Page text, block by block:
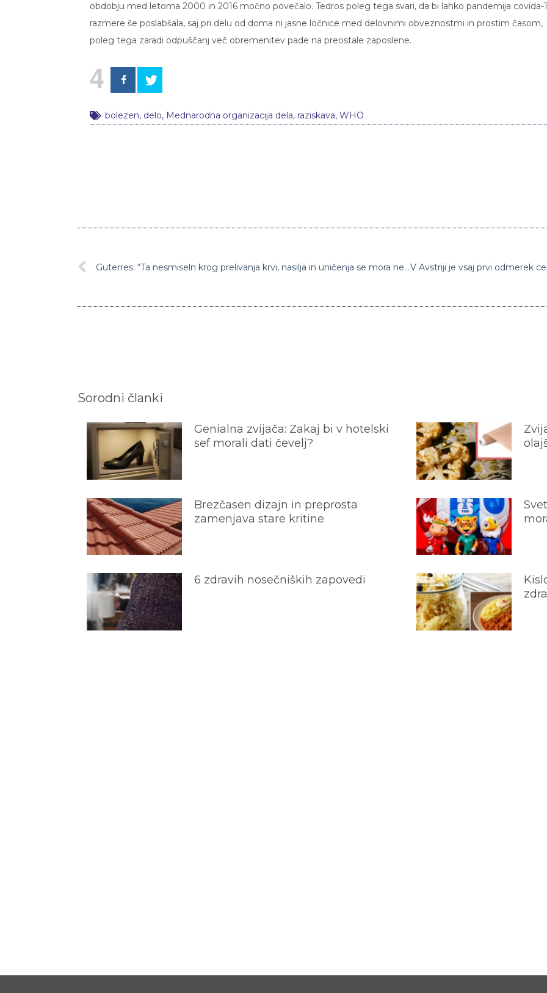
obdobju med letoma 2000 in 2016 močno povečalo. Tedros poleg tega svari, da bi lahko pandemija covida-
razmere še poslabšala, saj pri delu od doma ni jasne ločnice med delovnimi obveznostmi in prostim časom,
poleg tega zaradi odpuščanj več obremenitev pade na preostale zaposlene.
4
bolezen, delo, Mednarodna organizacija dela, raziskava, WHO
Guterres: “Ta nesmiseln krog prelivanja krvi, nasilja in uničenja se mora nemudoma ustaviti”
Sorodni članki
Genialna zvijača: Zakaj bi v hotelski
sef morali dati čevelj?
Brezčasen dizajn in preprosta
zamenjava stare kritine
6 zdravih nosečniških zapovedi